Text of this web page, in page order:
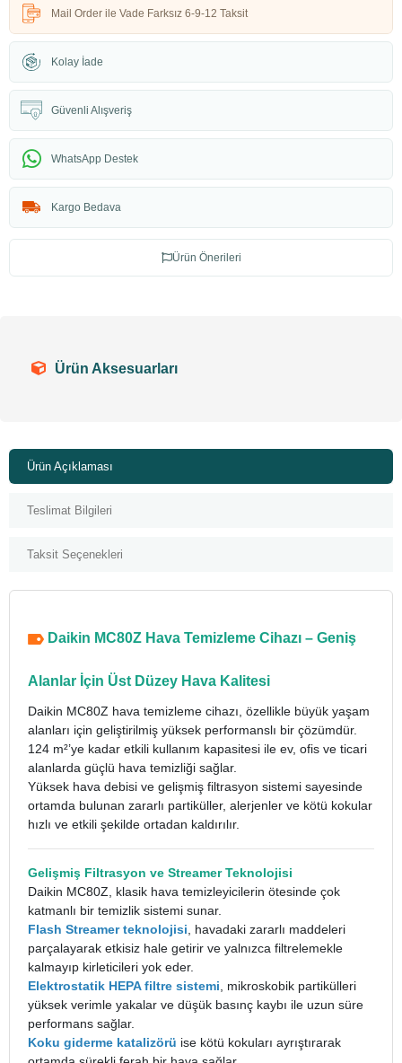
Mail Order ile Vade Farksız 6-9-12 Taksit
Kolay İade
Güvenli Alışveriş
WhatsApp Destek
Kargo Bedava
Ürün Önerileri
Ürün Aksesuarları
Ürün Açıklaması
Teslimat Bilgileri
Taksit Seçenekleri
Daikin MC80Z Hava Temizleme Cihazı – Geniş
Alanlar İçin Üst Düzey Hava Kalitesi
Daikin MC80Z hava temizleme cihazı, özellikle büyük yaşam
alanları için geliştirilmiş yüksek performanslı bir çözümdür.
124 m²’ye kadar etkili kullanım kapasitesi ile ev, ofis ve ticari
alanlarda güçlü hava temizliği sağlar.
Yüksek hava debisi ve gelişmiş filtrasyon sistemi sayesinde
ortamda bulunan zararlı partiküller, alerjenler ve kötü kokular
hızlı ve etkili şekilde ortadan kaldırılır.
Gelişmiş Filtrasyon ve Streamer Teknolojisi
Daikin MC80Z, klasik hava temizleyicilerin ötesinde çok
katmanlı bir temizlik sistemi sunar.
Flash Streamer teknolojisi , havadaki zararlı maddeleri
parçalayarak etkisiz hale getirir ve yalnızca filtrelemekle
kalmayıp kirleticileri yok eder.
Elektrostatik HEPA filtre sistemi , mikroskobik partikülleri
yüksek verimle yakalar ve düşük basınç kaybı ile uzun süre
performans sağlar.
Koku giderme katalizörü ise kötü kokuları ayrıştırarak